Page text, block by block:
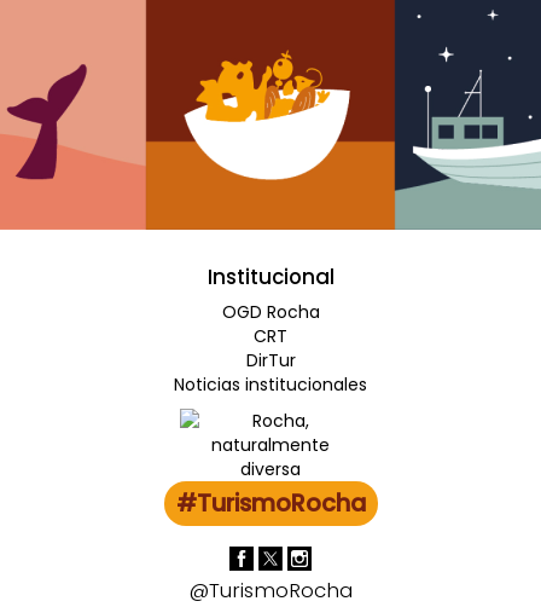
Institucional
OGD Rocha
CRT
DirTur
Noticias institucionales
#TurismoRocha
@TurismoRocha